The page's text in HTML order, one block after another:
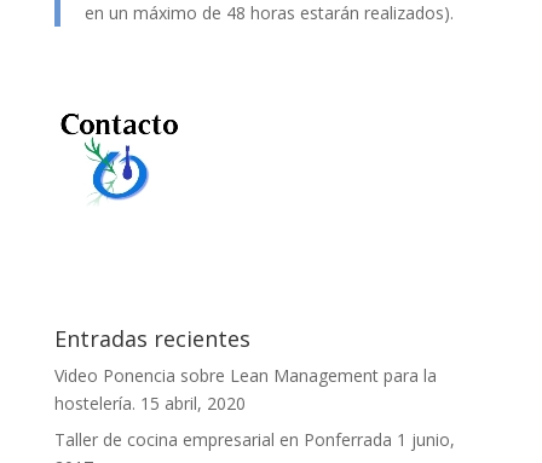
en un máximo de 48 horas estarán realizados).
Entradas recientes
Video Ponencia sobre Lean Management para la
hostelería. 15 abril, 2020
Taller de cocina empresarial en Ponferrada 1 junio,